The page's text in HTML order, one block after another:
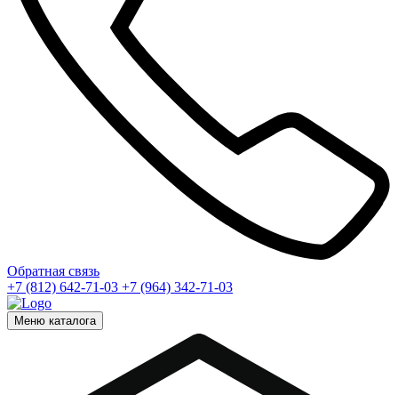
Обратная связь
+7 (812) 642-71-03 +7 (964) 342-71-03
Меню каталога